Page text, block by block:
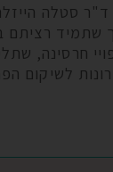
סטלה
שתמיד רציתם
חרסינה,
לשיקום